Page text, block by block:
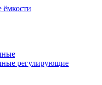
регулирующие